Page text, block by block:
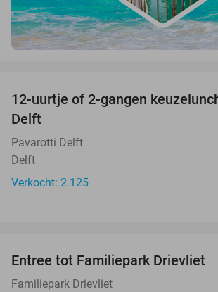
12-uurtje of 2-gangen
Delft
Pavarotti Delft
Delft
Verkocht: 2.125
Entree tot Familiepark Drievliet
Familiepark Drievliet